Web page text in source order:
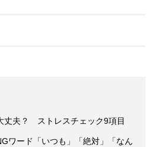
丈夫？ ストレスチェック9項目
ワード「いつも」「絶対」「なん